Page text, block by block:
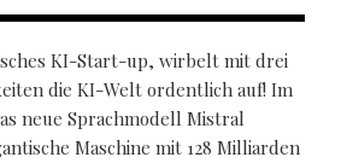
KI-Start-up, wirbelt mit drei
die KI-Welt ordentlich auf! Im
neue Sprachmodell Mistral
Maschine mit 128 Milliarden